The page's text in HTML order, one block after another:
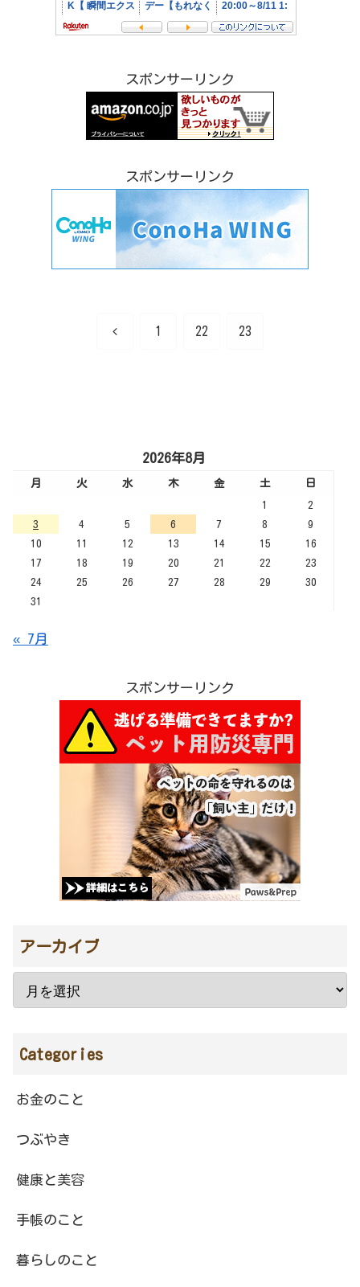
スポンサーリンク
スポンサーリンク
前 1 22 23
2026年8月
月 火 水 木 金 土
日
1
2
3
4 5 6 7 8
9
10
11 12 13 14 15
16
17
18 19 20 21 22
23
24
25 26 27 28 29
30
31
« 7月
スポンサーリンク
アーカイブ
Categories
お金のこと
つぶやき
健康と美容
手帳のこと
暮らしのこと